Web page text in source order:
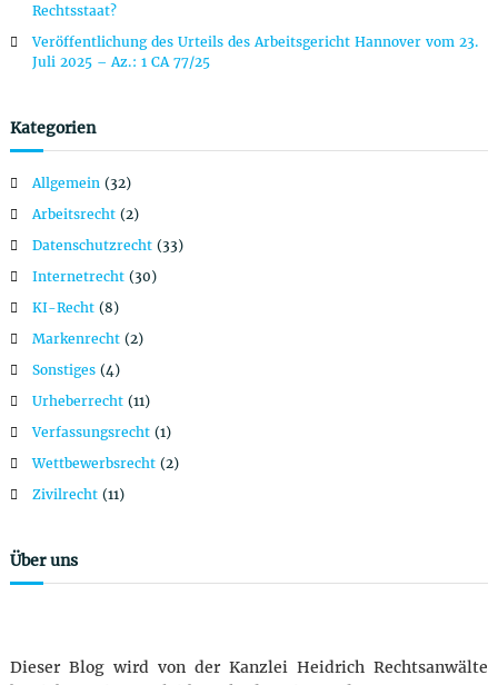
Rechtsstaat?
Veröffentlichung des Urteils des Arbeitsgericht Hannover vom 23.
Juli 2025 – Az.: 1 CA 77/25
Kategorien
Allgemein (32)
Arbeitsrecht(2)
Datenschutzrecht(33)
Internetrecht(30)
KI-Recht(8)
Markenrecht(2)
Sonstiges(4)
Urheberrecht(11)
Verfassungsrecht(1)
Wettbewerbsrecht(2)
Zivilrecht(11)
Über uns
Dieser Blog wird von der Kanzlei Heidrich Rechtsanwälte